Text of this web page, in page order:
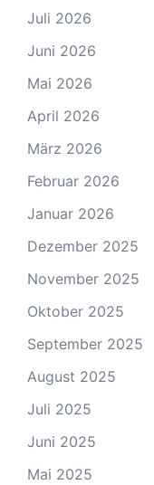
Juli 2026
Juni 2026
Mai 2026
April 2026
März 2026
Februar 2026
Januar 2026
Dezember 2025
November 2025
Oktober 2025
September 2025
August 2025
Juli 2025
Juni 2025
Mai 2025